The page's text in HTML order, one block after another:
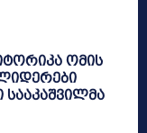
ომის
სააკაშვილმა